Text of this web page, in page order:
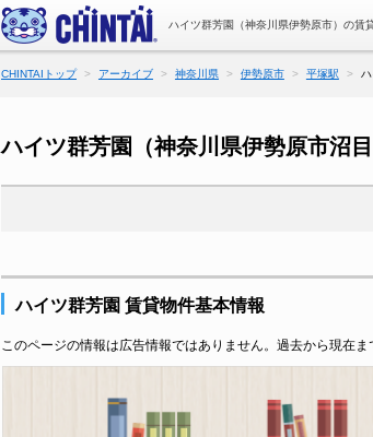
ハイツ群芳園（神奈川県伊勢原市）の賃
CHINTAIトップ アーカイブ 神奈川県 伊勢原市 平塚駅
ハイツ群芳園（神奈川県伊勢原市沼
ハイツ群芳園 賃貸物件基本情報
このページの情報は広告情報ではありません。過去から現在